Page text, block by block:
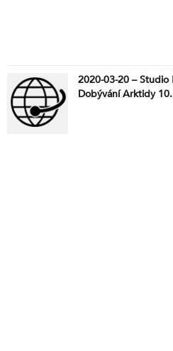
2020-03-20 – Studio
Dobývání Arktidy